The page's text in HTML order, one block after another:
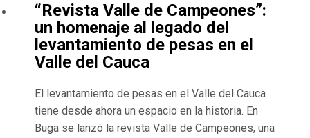
“Revista Valle de Campeones”:
un homenaje al legado del
levantamiento de pesas en el
Valle del Cauca
El levantamiento de pesas en el Valle del Cauca
tiene desde ahora un espacio en la historia. En
Buga se lanzó la revista Valle de Campeones, una